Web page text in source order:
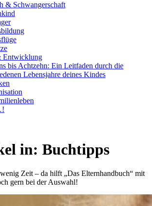
& Schwangerschaft
Entwicklung
bis Achtzehn: Ein Leitfaden durch die
Lebensjahre deines Kindes
in: Buchtipps
Zeit – da hilft „Das Elternhandbuch“ mit
gern bei der Auswahl!